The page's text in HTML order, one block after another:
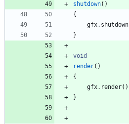
shutdown( )
{
gfx. shutdown
}
void
render( )
{
gfx. render( )
}